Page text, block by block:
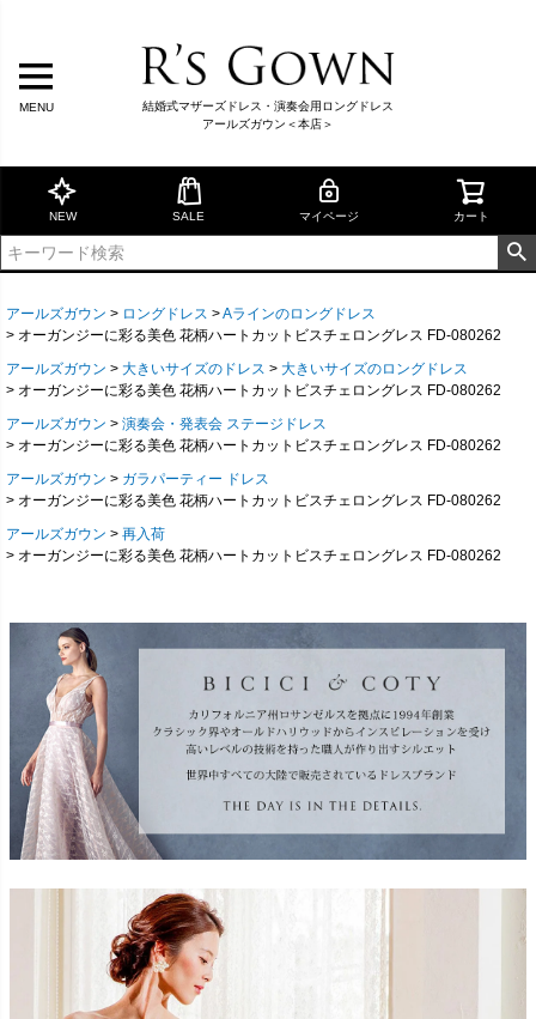
MENU
結婚式マザーズドレス・演奏会用ロングドレス
アールズガウン＜本店＞
NEW SALE マイページ カート
アールズガウン ロングドレス
Aラインのロングドレス
オーガンジーに彩る美色 花柄ハートカットビスチェロングレス FD-080262
アールズガウン
大きいサイズのドレス
大きいサイズのロングドレス
オーガンジーに彩る美色 花柄ハートカットビスチェロングレス FD-080262
アールズガウン
演奏会・発表会 ステージドレス
オーガンジーに彩る美色 花柄ハートカットビスチェロングレス FD-080262
アールズガウン
ガラパーティー ドレス
オーガンジーに彩る美色 花柄ハートカットビスチェロングレス FD-080262
アールズガウン
再入荷
オーガンジーに彩る美色 花柄ハートカットビスチェロングレス FD-080262